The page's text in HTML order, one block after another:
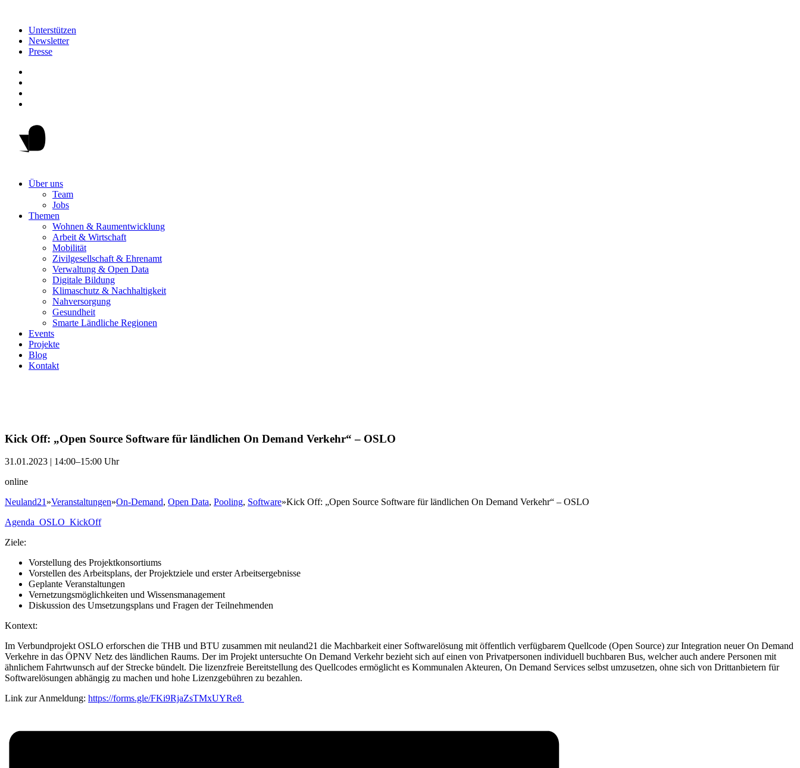
Unterstützen
Newsletter
Presse
Über uns
Team
Jobs
Themen
Wohnen & Raumentwicklung
Arbeit & Wirtschaft
Mobilität
Zivilgesellschaft & Ehrenamt
Verwaltung & Open Data
Digitale Bildung
Klimaschutz & Nachhaltigkeit
Nahversorgung
Gesundheit
Smarte Ländliche Regionen
Events
Projekte
Blog
Kontakt
Kick Off: „Open Source Software für ländlichen On Demand Verkehr“ – OSLO
31.01.2023 | 14:00–15:00 Uhr
online
Neuland21»Veranstaltungen»On-Demand, Open Data, Pooling, Software»Kick Off: „Open Source Software für ländlichen On Demand Verkehr“ – OSLO
Agenda_OSLO_KickOff
Ziele:
Vorstellung des Projektkonsortiums
Vorstellen des Arbeitsplans, der Projektziele und erster Arbeitsergebnisse
Geplante Veranstaltungen
Vernetzungsmöglichkeiten und Wissensmanagement
Diskussion des Umsetzungsplans und Fragen der Teilnehmenden
Kontext:
Im Verbundprojekt OSLO erforschen die THB und BTU zusammen mit neuland21 die Machbarkeit einer Softwarelösung mit öffentlich verfügbarem Quellcode (Open Source) zur Integration neuer On Demand
Verkehre in das ÖPNV Netz des ländlichen Raums. Der im Projekt untersuchte On Demand Verkehr bezieht sich auf einen von Privatpersonen individuell buchbaren Bus, welcher auch andere Personen mit
ähnlichem Fahrtwunsch auf der Strecke bündelt. Die lizenzfreie Bereitstellung des Quellcodes ermöglicht es Kommunalen Akteuren, On Demand Services selbst umzusetzen, ohne sich von Drittanbietern für
Softwarelösungen abhängig zu machen und hohe Lizenzgebühren zu bezahlen.
Link zur Anmeldung: https://forms.gle/FKi9RjaZsTMxUYRe8